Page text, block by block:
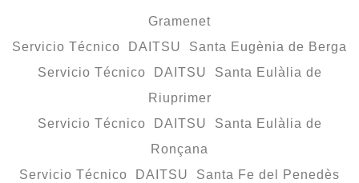
Gramenet
Servicio Técnico DAITSU Santa Eugènia de Berga
Servicio Técnico DAITSU Santa Eulàlia de
Riuprimer
Servicio Técnico DAITSU Santa Eulàlia de
Ronçana
Servicio Técnico DAITSU Santa Fe del Penedès